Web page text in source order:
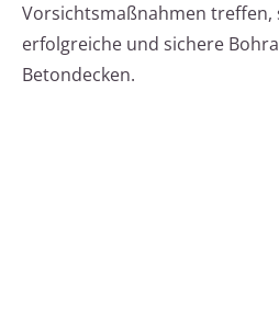
Vorsichtsmaßnahmen treffen,
erfolgreiche und sichere
Betondecken.